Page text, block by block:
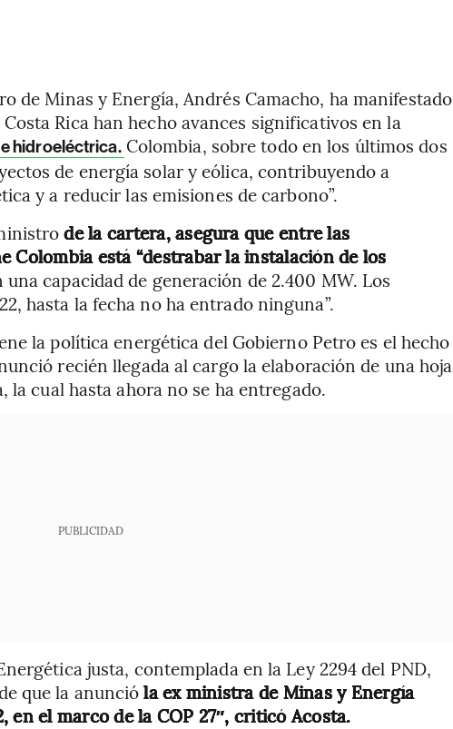
de Minas y Energía, Andrés Camacho, ha manifestado
Rica han hecho avances significativos en la
hidroeléctrica. Colombia, sobre todo en los últimos dos
de energía solar y eólica, contribuyendo a
y a reducir las emisiones de carbono”.
de la cartera, asegura que entre las
Colombia está “destrabar la instalación de los
capacidad de generación de 2.400 MW. Los
hasta la fecha no ha entrado ninguna”.
la política energética del Gobierno Petro es el hecho
recién llegada al cargo la elaboración de una hoja
cual hasta ahora no se ha entregado.
PUBLICIDAD
justa, contemplada en la Ley 2294 del PND,
que la anuncióla ex ministra de Minas y Energía
en el marco de la COP 27″, criticó Acosta.